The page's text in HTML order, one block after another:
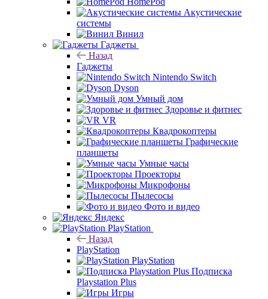
Акустические
системы
Винил
Гаджеты
Назад
Гаджеты
Nintendo Switch
Dyson
Умный дом
Здоровье и фитнес
VR
Квадрокоптеры
Графические
планшеты
Умные часы
Проекторы
Микрофоны
Пылесосы
Фото и видео
Яндекс
PlayStation
Назад
PlayStation
PlayStation
Подписка
Playstation Plus
Игры